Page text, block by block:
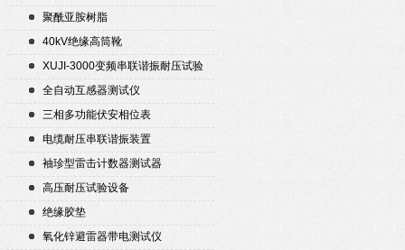
聚酰亚胺树脂
40kV绝缘高筒靴
XUJI-3000变频串联谐振耐压试验
装置
全自动互感器测试仪
三相多功能伏安相位表
电缆耐压串联谐振装置
袖珍型雷击计数器测试器
高压耐压试验设备
绝缘胶垫
氧化锌避雷器带电测试仪